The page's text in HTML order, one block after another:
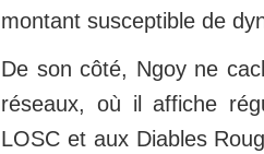
montant susceptible de
De son côté, Ngoy ne
réseaux, où il affiche
LOSC et aux Diables